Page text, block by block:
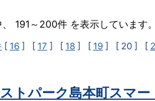
191～200件 を表示しています。
[ 16 ] [ 17 ] [ 18 ] [ 19 ] [ 20 ] [
ストパーク島本町スマ